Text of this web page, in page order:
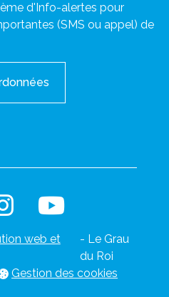
d'Info-alertes pour
(SMS ou appel) de
web et
- Le Grau
du Roi
Gestion des cookies